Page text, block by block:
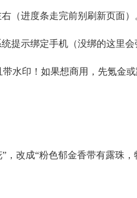
（进度条走完前别刷新页面）
提示绑定手机（没绑的这里会
带水印！如果想商用，先氪金或
，改成“粉色郁金香带有露珠，